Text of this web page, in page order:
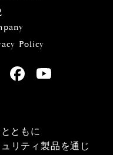
Policy
ともに
リティ製品を通じ